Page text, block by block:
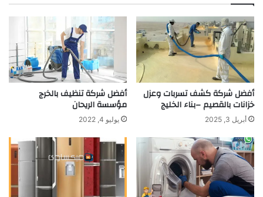
أفضل شركة كشف تسربات وعزل
خزانات بالقصيم –بناء الخليج
أبريل 3, 2025
أفضل شركة تنظيف بالخرج
مؤسسة الريحان
يوليو 4, 2022